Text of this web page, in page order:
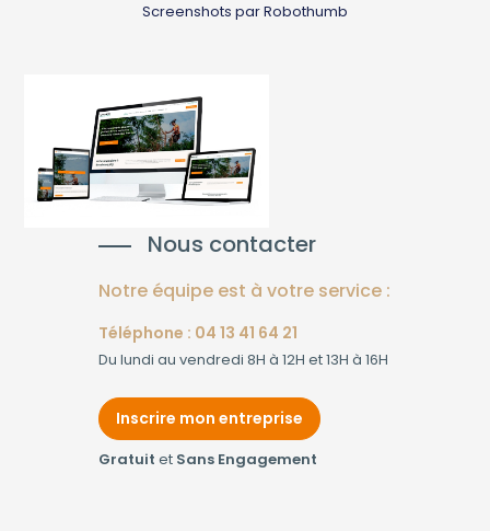
Screenshots par Robothumb
Nous contacter
Notre équipe est à votre service :
Téléphone : 04 13 41 64 21
Du lundi au vendredi 8H à 12H et 13H à 16H
Inscrire mon entreprise
Gratuit et Sans Engagement